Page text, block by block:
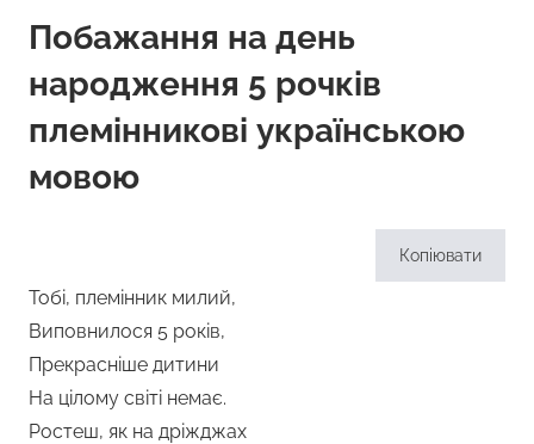
Побажання на день
народження 5 рочків
племінникові українською
мовою
Копіювати
Тобі, племінник милий,
Виповнилося 5 років,
Прекрасніше дитини
На цілому світі немає.
Ростеш, як на дріжджах